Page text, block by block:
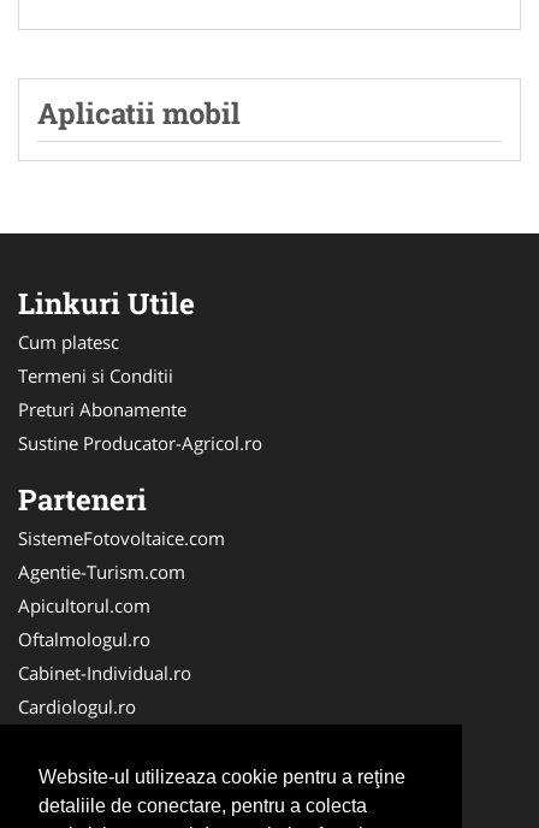
Website-ul utilizeaza cookie pentru a reţine
detaliile de conectare, pentru a colecta
Aplicatii mobil
Linkuri Utile
Cum platesc
Termeni si Conditii
Preturi Abonamente
Sustine Producator-Agricol.ro
Parteneri
SistemeFotovoltaice.com
Agentie-Turism.com
Apicultorul.com
Oftalmologul.ro
Cabinet-Individual.ro
Cardiologul.ro
CramaVinuri.ro
Centru-Copiere.ro